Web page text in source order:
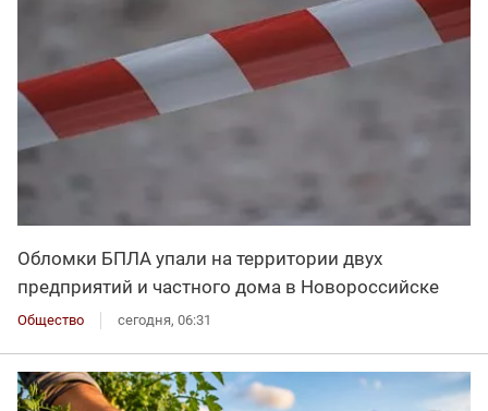
Обломки БПЛА упали на территории двух
предприятий и частного дома в Новороссийске
Общество сегодня, 06:31